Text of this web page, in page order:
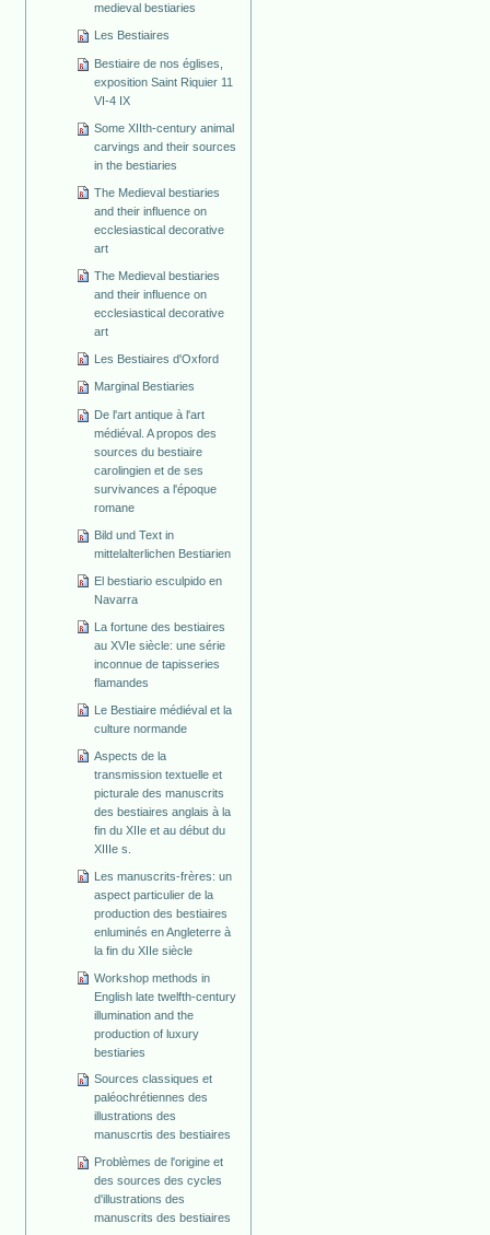
medieval bestiaries
Les Bestiaires
Bestiaire de nos églises,
exposition Saint Riquier 11
VI-4 IX
Some XIIth-century animal
carvings and their sources
in the bestiaries
The Medieval bestiaries
and their influence on
ecclesiastical decorative
art
The Medieval bestiaries
and their influence on
ecclesiastical decorative
art
Les Bestiaires d'Oxford
Marginal Bestiaries
De l'art antique à l'art
médiéval. A propos des
sources du bestiaire
carolingien et de ses
survivances a l'époque
romane
Bild und Text in
mittelalterlichen Bestiarien
El bestiario esculpido en
Navarra
La fortune des bestiaires
au XVIe siècle: une série
inconnue de tapisseries
flamandes
Le Bestiaire médiéval et la
culture normande
Aspects de la
transmission textuelle et
picturale des manuscrits
des bestiaires anglais à la
fin du XIIe et au début du
XIIIe s.
Les manuscrits-frères: un
aspect particulier de la
production des bestiaires
enluminés en Angleterre à
la fin du XIIe siècle
Workshop methods in
English late twelfth-century
illumination and the
production of luxury
bestiaries
Sources classiques et
paléochrétiennes des
illustrations des
manuscrtis des bestiaires
Problèmes de l'origine et
des sources des cycles
d'illustrations des
manuscrits des bestiaires